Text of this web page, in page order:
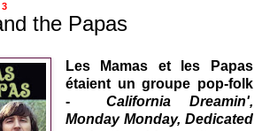
the Papas
Les Mamas et les Papas
étaient un groupe pop-folk
-
California Dreamin',
Monday Monday, Dedicated